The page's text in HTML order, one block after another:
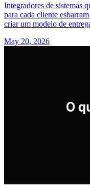
Integradores de sistemas
para cada cliente
criar um modelo de
May 20, 2026